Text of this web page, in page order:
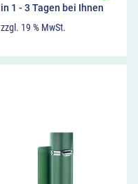
in 1 - 3 Tagen bei Ihnen
zzgl. 19 % MwSt.